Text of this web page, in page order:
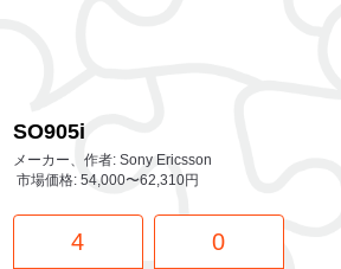
SO905i
メーカー、作者: Sony Ericsson
市場価格: 54,000〜62,310円
4 0